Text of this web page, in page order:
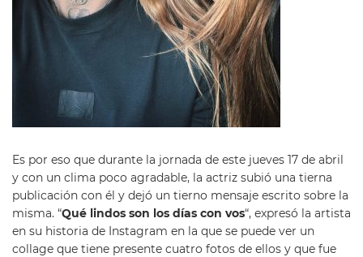
Es por eso que durante la jornada de este jueves 17 de abril
y con un clima poco agradable, la actriz subió una tierna
publicación con él y dejó un tierno mensaje escrito sobre la
misma. “Qué lindos son los días con vos“, expresó la artista
en su historia de Instagram en la que se puede ver un
collage que tiene presente cuatro fotos de ellos y que fue